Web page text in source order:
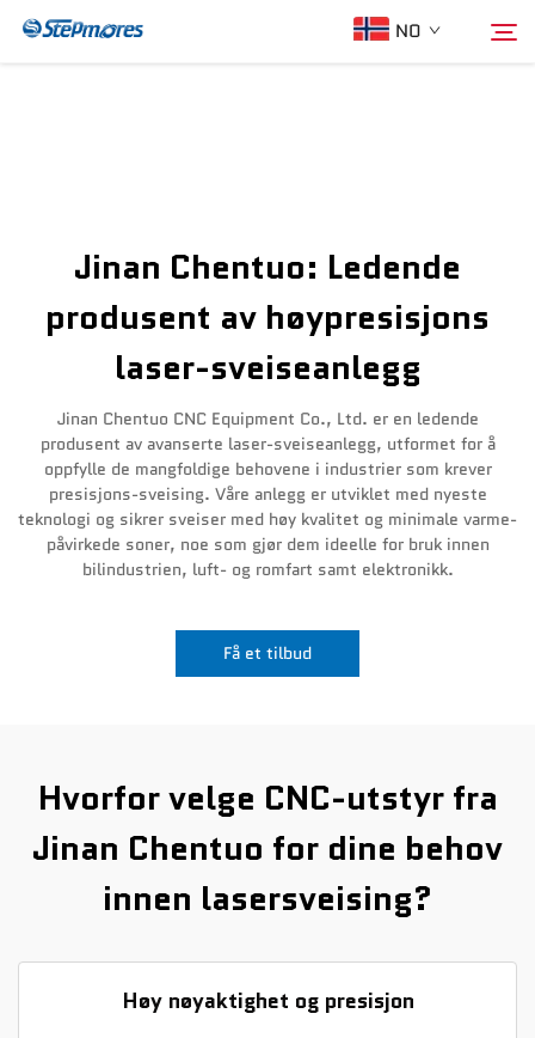
NO
Kjøp
Video
Nyheter
Jinan Chentuo: Ledende
produsent av høypresisjons
laser-sveiseanlegg
Jinan Chentuo CNC Equipment Co., Ltd. er en ledende
produsent av avanserte laser-sveiseanlegg, utformet for å
oppfylle de mangfoldige behovene i industrier som krever
presisjons-sveising. Våre anlegg er utviklet med nyeste
teknologi og sikrer sveiser med høy kvalitet og minimale varme-
påvirkede soner, noe som gjør dem ideelle for bruk innen
bilindustrien, luft- og romfart samt elektronikk.
Få et tilbud
Hvorfor velge CNC-utstyr fra
Jinan Chentuo for dine behov
innen lasersveising?
Høy nøyaktighet og presisjon